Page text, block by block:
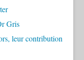
Gris
leur contribution